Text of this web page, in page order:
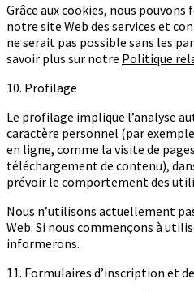
Grâce aux cookies, nous
notre site Web des services et
ne serait pas possible sans les
savoir plus sur notre Politique
10. Profilage
Le profilage implique l’analyse
caractère personnel (par
en ligne, comme la visite de
téléchargement de contenu),
prévoir le comportement des
Nous n’utilisons actuellement
Web. Si nous commençons à
informerons.
11. Formulaires d’inscription et